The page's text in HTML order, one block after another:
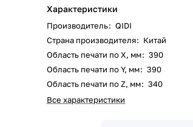
Характеристики
Производитель: QIDI
Страна производителя: Китай
Область печати по X, мм: 390
Область печати по Y, мм: 390
Область печати по Z, мм: 340
Все характеристики